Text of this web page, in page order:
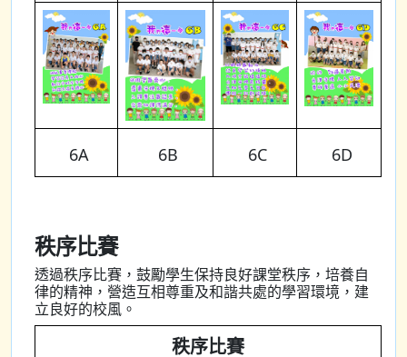
6A 6B 6C 6D
秩序比賽
透過秩序比賽，鼓勵學生保持良好課堂秩序，培養自
律的精神，營造互相尊重及和諧共處的學習環境，建
立良好的校風。
秩序比賽